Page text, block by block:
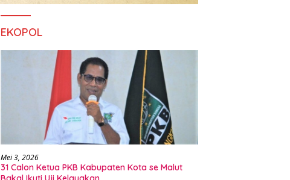
EKOPOL
Mei 3, 2026
31 Calon Ketua PKB Kabupaten Kota se Malut